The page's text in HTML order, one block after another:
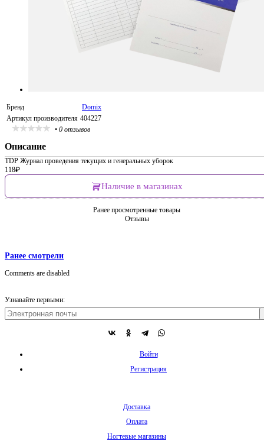
Бренд
Domix
Артикул производителя 404227
• 0 отзывов
Описание
TDP Журнал проведения текущих и генеральных уборок
118₽
Наличие в магазинах
Ранее просмотренные товары
Отзывы
Ранее смотрели
Comments are disabled
Узнавайте первыми:
Войти
Регистрация
Доставка
Оплата
Ногтевые магазины